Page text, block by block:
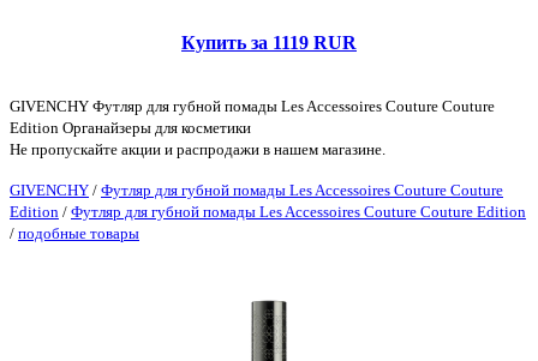
Купить за 1119 RUR
GIVENCHY Футляр для губной помады Les Accessoires Couture Couture
Edition Органайзеры для косметики
Не пропускайте акции и распродажи в нашем магазине.
GIVENCHY / Футляр для губной помады Les Accessoires Couture Couture
Edition / Футляр для губной помады Les Accessoires Couture Couture Edition
/ подобные товары